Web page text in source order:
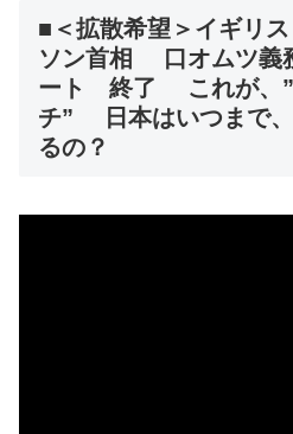
■＜拡散希望＞イギリ
ソン首相 口オムツ義
ート 終了 これが、”
チ” 日本はいつまで、
るの？